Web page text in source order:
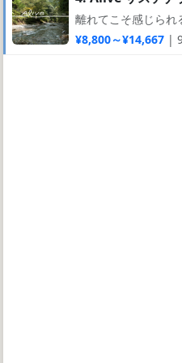
離れてこそ感じられ
¥8,800～¥14,667| 9